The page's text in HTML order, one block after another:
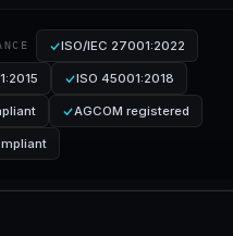
ISO/IEC 27001:2022
ISO 45001:2018
AGCOM registered